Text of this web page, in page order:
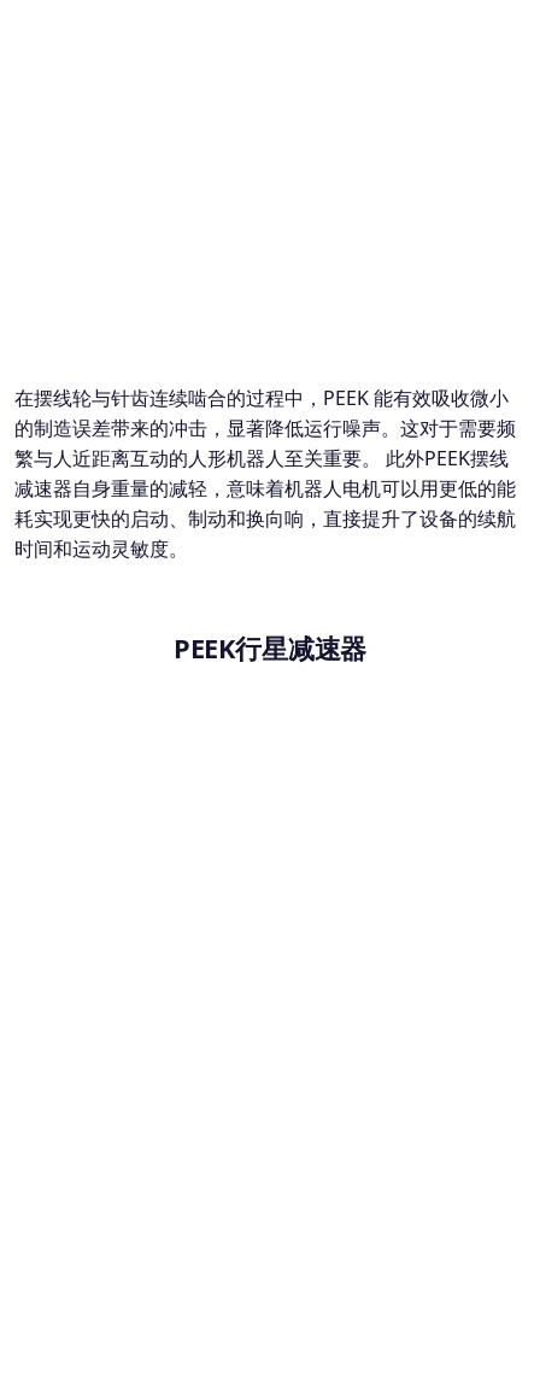
在摆线轮与针齿连续啮合的过程中，PEEK 能有效吸收微小
的制造误差带来的冲击，显著降低运行噪声。这对于需要频
繁与人近距离互动的人形机器人至关重要。 此外PEEK摆线
减速器自身重量的减轻，意味着机器人电机可以用更低的能
耗实现更快的启动、制动和换向响，直接提升了设备的续航
时间和运动灵敏度。
PEEK行星减速器